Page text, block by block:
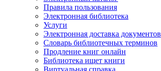
Правила пользования
Электронная библиотека
Услуги
Электронная доставка документов
Словарь библиотечных терминов
Продление книг онлайн
Библиотека ищет книги
Виртуальная справка